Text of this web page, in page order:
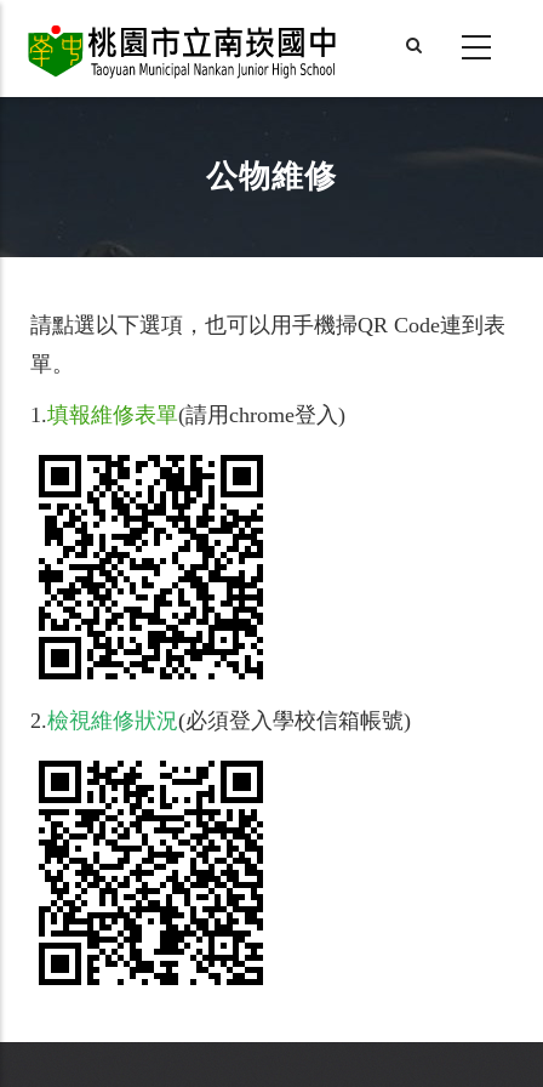
公物維修
請點選以下選項，也可以用手機掃QR Code連到表
單。
1.填報維修表單(請用chrome登入)
2.檢視維修狀況(必須登入學校信箱帳號)